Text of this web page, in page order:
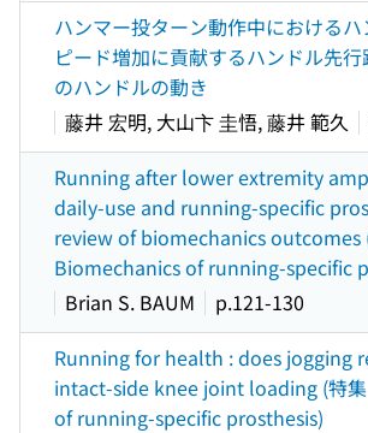
ハンマー投ターン動作中における
ピード増加に貢献するハンドル先
のハンドルの動き
藤井 宏明, 大山卞 圭悟, 藤井 範久
Running after lower extremity
daily-use and running-specific
review of biomechanics outcomes
Biomechanics of running-specific
Brian S. BAUM
p.121-130
Running for health : does jogging
intact-side knee joint loading (特
of running-specific prosthesis)